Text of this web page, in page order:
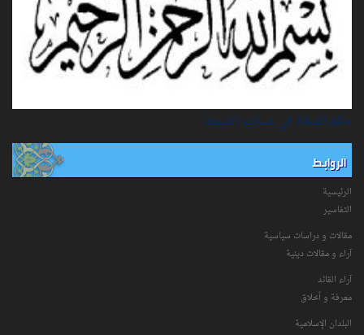
حكم الصلاة في مساجد الشيعة
الروابط
الرئيسية
التفاسیر
مقالات و دراسات سياسية
آراء و مقالات دينية
آراء القائد
معرفة و أخلاق
البلدان الإسلامية